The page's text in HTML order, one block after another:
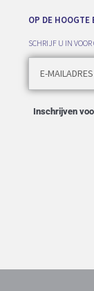
OP DE HOOGTE
SCHRIJF U IN
Inschrijven